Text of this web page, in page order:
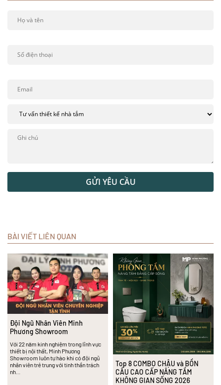
GỬI YÊU CẦU
BÀI VIẾT LIÊN QUAN
Đội Ngũ Nhân Viên Minh
Phương Showroom
Với 22 năm kinh nghiệm trong lĩnh vực
thiết bị nội thất, Minh Phương
Showroom luôn tự hào khi có đội ngũ
nhân viên trẻ trung với tinh thần trách
nh…
Top 8 COMBO CHẬU và BỒN
CẦU CAO CẤP NÂNG TẦM
KHÔNG GIAN SỐNG 2026